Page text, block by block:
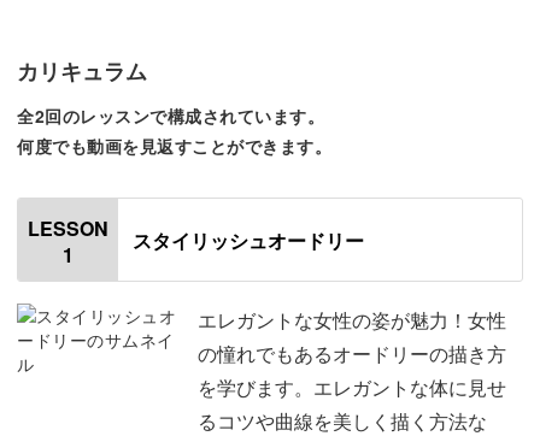
イラストが苦手な方でも楽しめるよう、女性の図案のご用
意もしました。
ダウンロードしてお使いいただければ、レッスンと同じ作
品を作ることができますよ。
女性らしいエレガントなインテリア
カリキュラム
全2回のレッスンで構成されています。
何度でも動画を見返すことができます。
LESSON
1
スタイリッシュオードリー
エレガントな女性の姿が魅力！女性
の憧れでもあるオードリーの描き方
を学びます。エレガントな体に見せ
るコツや曲線を美しく描く方法な